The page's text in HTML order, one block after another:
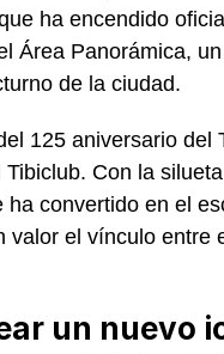
ha encendido
Área Panorámica,
de la ciudad.
125 aniversario del
Con la
convertido en el
valor el vínculo entre
un nuevo